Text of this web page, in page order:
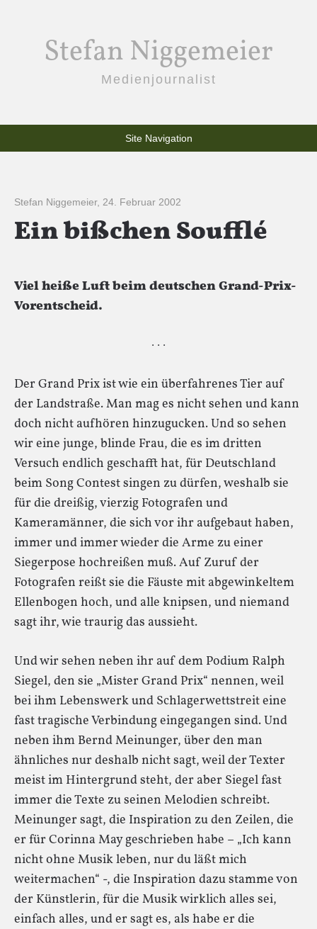
Stefan Niggemeier
Medienjournalist
Site Navigation
Stefan Niggemeier, 24. Februar 2002
Ein bißchen Soufflé
Viel heiße Luft beim deutschen Grand-Prix-
Vorentscheid.
· · ·
Der Grand Prix ist wie ein überfahrenes Tier auf
der Landstraße. Man mag es nicht sehen und kann
doch nicht aufhören hinzugucken. Und so sehen
wir eine junge, blinde Frau, die es im dritten
Versuch endlich geschafft hat, für Deutschland
beim Song Contest singen zu dürfen, weshalb sie
für die dreißig, vierzig Fotografen und
Kameramänner, die sich vor ihr aufgebaut haben,
immer und immer wieder die Arme zu einer
Siegerpose hochreißen muß. Auf Zuruf der
Fotografen reißt sie die Fäuste mit abgewinkeltem
Ellenbogen hoch, und alle knipsen, und niemand
sagt ihr, wie traurig das aussieht.
Und wir sehen neben ihr auf dem Podium Ralph
Siegel, den sie „Mister Grand Prix“ nennen, weil
bei ihm Lebenswerk und Schlagerwettstreit eine
fast tragische Verbindung eingegangen sind. Und
neben ihm Bernd Meinunger, über den man
ähnliches nur deshalb nicht sagt, weil der Texter
meist im Hintergrund steht, der aber Siegel fast
immer die Texte zu seinen Melodien schreibt.
Meinunger sagt, die Inspiration zu den Zeilen, die
er für Corinna May geschrieben habe – „Ich kann
nicht ohne Musik leben, nur du läßt mich
weitermachen“ -, die Inspiration dazu stamme von
der Künstlerin, für die Musik wirklich alles sei,
einfach alles, und er sagt es, als habe er die